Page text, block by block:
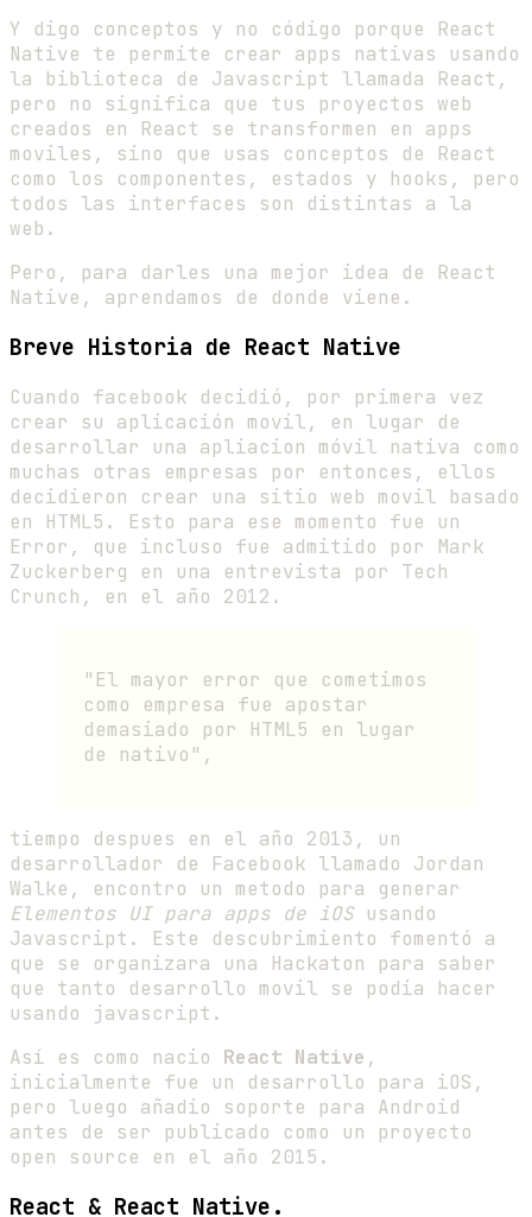
Y digo conceptos y no código porque React
Native te permite crear apps nativas usando
la biblioteca de Javascript llamada React,
pero no significa que tus proyectos web
creados en React se transformen en apps
moviles, sino que usas conceptos de React
como los componentes, estados y hooks, pero
todos las interfaces son distintas a la
web.
Pero, para darles una mejor idea de React
Native, aprendamos de donde viene.
Breve Historia de React Native
Cuando facebook decidió, por primera vez
crear su aplicación movil, en lugar de
desarrollar una apliacion móvil nativa como
muchas otras empresas por entonces, ellos
decidieron crear una sitio web movil basado
en HTML5. Esto para ese momento fue un
Error, que incluso fue admitido por Mark
Zuckerberg en una entrevista por Tech
Crunch, en el año 2012.
"El mayor error que cometimos
como empresa fue apostar
demasiado por HTML5 en lugar
de nativo",
tiempo despues en el año 2013, un
desarrollador de Facebook llamado Jordan
Walke, encontro un metodo para generar
Elementos UI para apps de iOSusando
Javascript. Este descubrimiento fomentó a
que se organizara una Hackaton para saber
que tanto desarrollo movil se podia hacer
usando javascript.
Así es como nacio React Native ,
inicialmente fue un desarrollo para iOS,
pero luego añadio soporte para Android
antes de ser publicado como un proyecto
open source en el año 2015.
React & React Native.